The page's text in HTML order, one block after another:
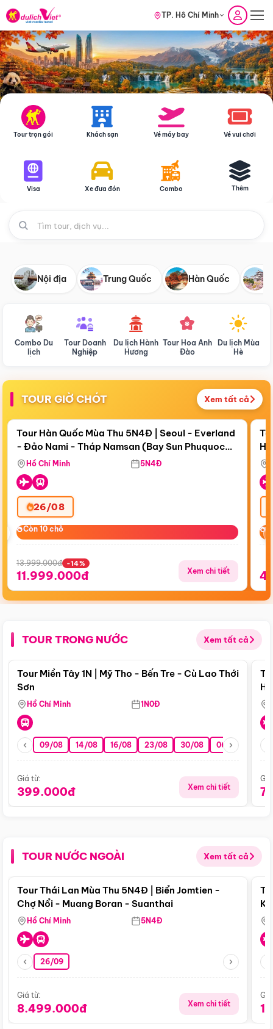
TP. Hồ Chí Minh
Tour trọn gói Khách sạn Vé máy bay Vé vui chơi
Visa Xe đưa đón Combo Thêm
Nội địa Trung Quốc Hàn Quốc
Combo Du
lịch
Tour Doanh
Nghiệp
Du lịch Hành
Hương
Tour Hoa Anh
Đào
Du lịch Mùa
Hè
TOUR GIỜ CHÓT Xem tất cả
Còn19 ngày 07:06:43
Điểm nổi bật
Tour Hàn Quốc Mùa Thu 5N4Đ | Seoul - Everland
- Đảo Nami - Tháp Namsan (Bay Sun Phuquoc
Airways)
Hồ Chí Minh 5N4Đ
26/08
Còn 10 chỗ
Còn 10 chỗ
13.999.000đ -14%
11.999.000đ Xem chi tiết
TOUR TRONG NƯỚC Xem tất cả
Điểm nổi bật
Tour Miền Tây 1N | Mỹ Tho - Bến Tre - Cù Lao Thới
Sơn
Hồ Chí Minh 1N0Đ
09/08 14/08 16/08 23/08 30/08 06/09 13/09
Giá từ:
399.000đ Xem chi tiết
TOUR NƯỚC NGOÀI Xem tất cả
Điểm nổi bật
Tour Thái Lan Mùa Thu 5N4Đ | Biển Jomtien -
Chợ Nổi - Muang Boran - Suanthai
Hồ Chí Minh 5N4Đ
26/09
Giá từ:
8.499.000đ Xem chi tiết